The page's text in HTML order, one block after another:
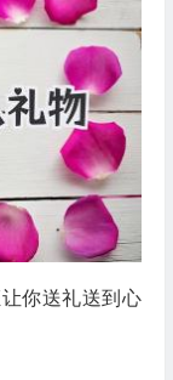
你送礼送到心